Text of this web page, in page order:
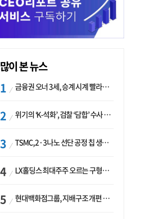
많이 본 뉴스
금융권 오너 3세, 승계 시계 빨라지나…한국투자 ‘속도’·미래에셋·메리츠는 ‘거리두기’
위기의 ‘K-석화’, 검찰 ‘담합’ 수사 착수…“LG·한화·롯데 등 7개 업체, 8개 제품 가격 담합”
TSMC, 2·3나노 선단 공정 칩 생산 가속화…삼성, 파운드리 확장 변수 맞나
LX홀딩스 최대주주 오르는 구형모 사장…계열사 실적 개선 ‘과제’
현대백화점그룹, 지배구조 개편 작업…지주사 행위제한 요건 해소